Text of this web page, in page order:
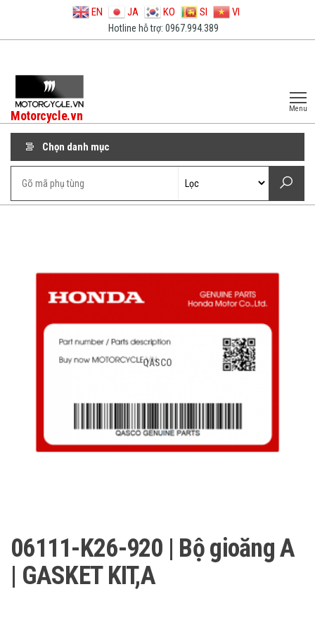
EN JA KO SI VI
Hotline hỗ trợ: 0967.994.389
Motorcycle.vn Menu
Chọn danh mục
QASCO
06111-K26-920 | Bộ gioăng A
| GASKET KIT,A